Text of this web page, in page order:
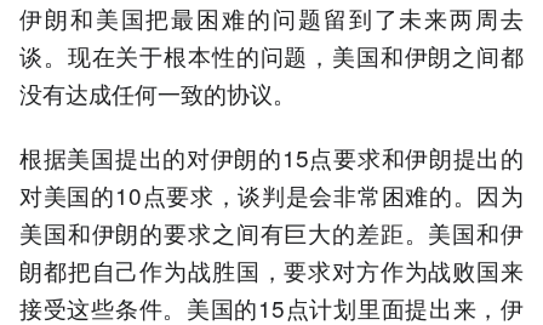
伊朗和美国把最困难的问题留到了未来两周去
谈。现在关于根本性的问题，美国和伊朗之间都
没有达成任何一致的协议。
根据美国提出的对伊朗的15点要求和伊朗提出的
对美国的10点要求，谈判是会非常困难的。因为
美国和伊朗的要求之间有巨大的差距。美国和伊
朗都把自己作为战胜国，要求对方作为战败国来
接受这些条件。美国的15点计划里面提出来，伊